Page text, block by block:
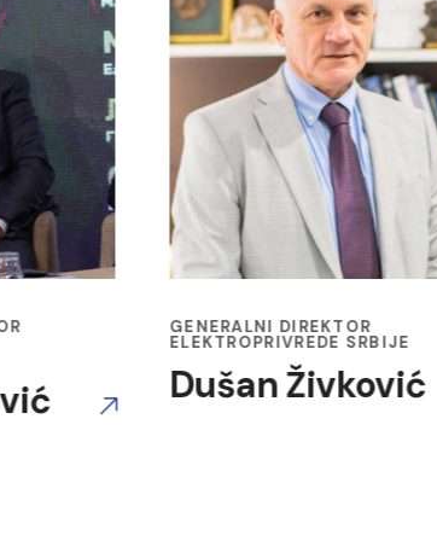
DIREKTOR EKONOMSKOG
INSTITUTA BEOGRAD
Dragan